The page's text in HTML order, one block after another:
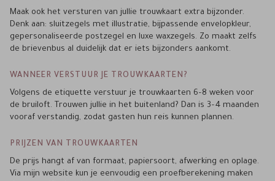
Maak ook het versturen van jullie trouwkaart extra bijzonder.
Denk aan: sluitzegels met illustratie, bijpassende envelopkleur,
gepersonaliseerde postzegel en luxe waxzegels. Zo maakt zelfs
de brievenbus al duidelijk dat er iets bijzonders aankomt.
WANNEER VERSTUUR JE TROUWKAARTEN?
Volgens de etiquette verstuur je trouwkaarten 6–8 weken voor
de bruiloft. Trouwen jullie in het buitenland? Dan is 3–4 maanden
vooraf verstandig, zodat gasten hun reis kunnen plannen.
PRIJZEN VAN TROUWKAARTEN
De prijs hangt af van formaat, papiersoort, afwerking en oplage.
Via mijn website kun je eenvoudig een proefberekening maken